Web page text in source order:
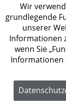
Merken
Artikel-Nr.:
Beschreibung
K2 TerraGrif
Wir
grundlegende
unserer
Informationen
wenn Sie
Informationen